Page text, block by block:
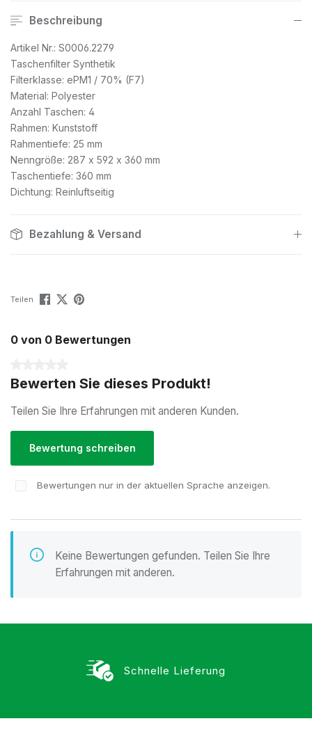
Beschreibung
Artikel Nr.: S0006.2279
Taschenfilter Synthetik
Filterklasse: ePM1 / 70% (F7)
Material: Polyester
Anzahl Taschen: 4
Rahmen: Kunststoff
Rahmentiefe: 25 mm
Nenngröße: 287 x 592 x 360 mm
Taschentiefe: 360 mm
Dichtung: Reinluftseitig
Bezahlung & Versand
Teilen
0 von 0 Bewertungen
Bewerten Sie dieses Produkt!
Teilen Sie Ihre Erfahrungen mit anderen Kunden.
Bewertung schreiben
Bewertungen nur in der aktuellen Sprache anzeigen.
Keine Bewertungen gefunden. Teilen Sie Ihre
Erfahrungen mit anderen.
Schnelle Lieferung